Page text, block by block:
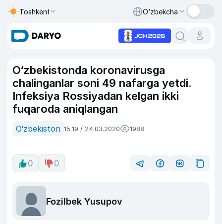
Toshkent O‘zbekcha
O‘zbekistonda koronavirusga
chalinganlar soni 49 nafarga yetdi.
Infeksiya Rossiyadan kelgan ikki
fuqaroda aniqlangan
O‘zbekiston 15:19 / 24.03.2020 1988
0 0
Fozilbek Yusupov